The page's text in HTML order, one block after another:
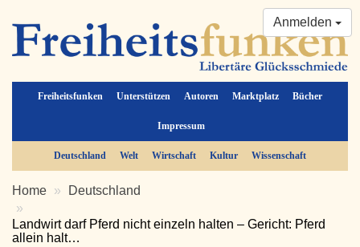
Freiheitsfunken Unterstützen Autoren Marktplatz Bücher
Impressum
Anmelden
Deutschland Welt Wirtschaft Kultur Wissenschaft
Home Deutschland
Landwirt darf Pferd nicht einzeln halten – Gericht: Pferd
allein halt…